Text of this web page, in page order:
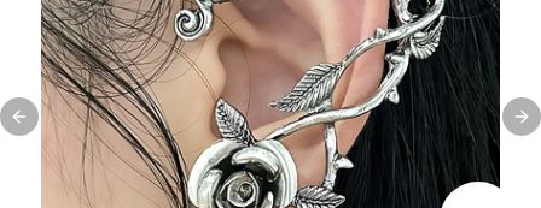
Previous slide